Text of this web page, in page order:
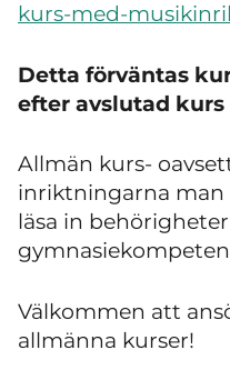
kurs-med-
Detta förväntas
efter avslutad
Allmän kurs-
inriktningarna
läsa in
Välkommen att
allmänna kurser!